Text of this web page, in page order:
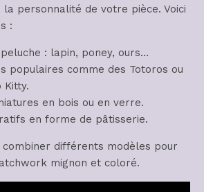
personnalité de votre pièce. Voici
:
: lapin, poney, ours…
populaires comme des Totoros ou
Kitty.
en bois ou en verre.
en forme de pâtisserie.
combiner différents modèles pour
mignon et coloré.